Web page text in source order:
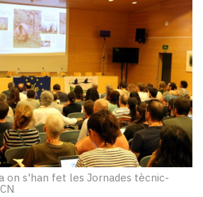
on s'han fet les Jornades tècnic-